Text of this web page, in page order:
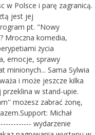
w Polsce i parę zagranicą.
jest jej
pt. "Nowy
Mroczna komedia,
życia
emocje, sprawy
minionych... Sama Sylwia
i może jeszcze kilka
w stand-upie.
możesz zabrać żonę,
Michał
wydarzenie